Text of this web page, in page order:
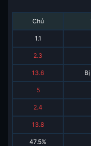
Chủ
1.1
2.3
13.6
5
2.4
13.8
47.5%